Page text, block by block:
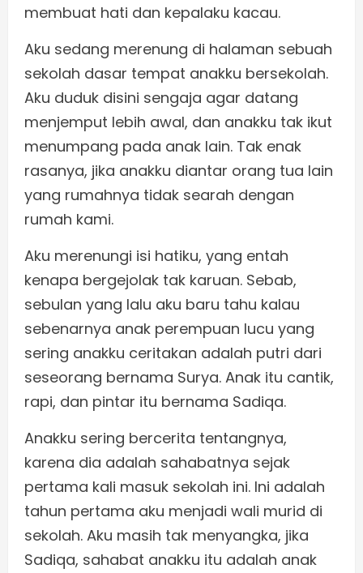
membuat hati dan kepalaku kacau.
Aku sedang merenung di halaman sebuah
sekolah dasar tempat anakku bersekolah.
Aku duduk disini sengaja agar datang
menjemput lebih awal, dan anakku tak ikut
menumpang pada anak lain. Tak enak
rasanya, jika anakku diantar orang tua lain
yang rumahnya tidak searah dengan
rumah kami.
Aku merenungi isi hatiku, yang entah
kenapa bergejolak tak karuan. Sebab,
sebulan yang lalu aku baru tahu kalau
sebenarnya anak perempuan lucu yang
sering anakku ceritakan adalah putri dari
seseorang bernama Surya. Anak itu cantik,
rapi, dan pintar itu bernama Sadiqa.
Anakku sering bercerita tentangnya,
karena dia adalah sahabatnya sejak
pertama kali masuk sekolah ini. Ini adalah
tahun pertama aku menjadi wali murid di
sekolah. Aku masih tak menyangka, jika
Sadiqa, sahabat anakku itu adalah anak